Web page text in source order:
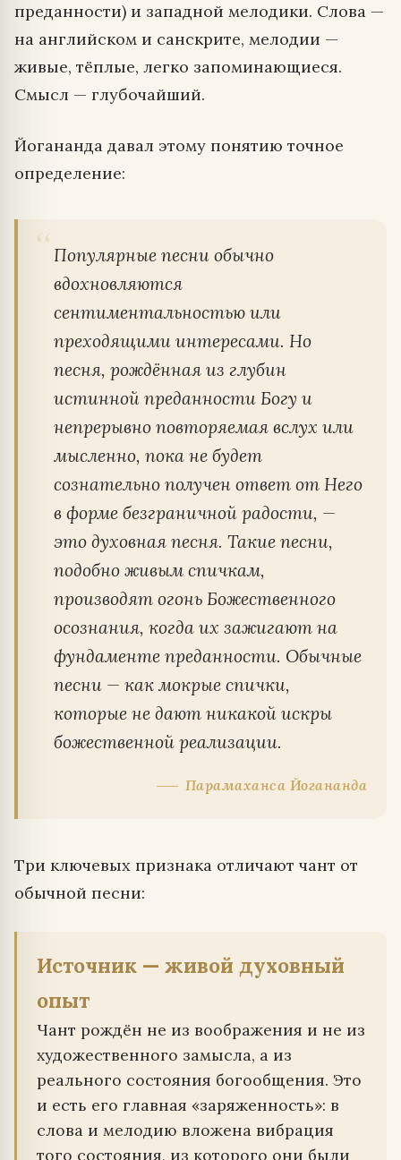
преданности) и западной мелодики. Слова —
на английском и санскрите, мелодии —
живые, тёплые, легко запоминающиеся.
Смысл — глубочайший.
Йогананда давал этому понятию точное
определение:
Популярные песни обычно
вдохновляются
сентиментальностью или
преходящими интересами. Но
песня, рождённая из глубин
истинной преданности Богу и
непрерывно повторяемая вслух или
мысленно, пока не будет
сознательно получен ответ от Него
в форме безграничной радости, —
это духовная песня. Такие песни,
подобно живым спичкам,
производят огонь Божественного
осознания, когда их зажигают на
фундаменте преданности. Обычные
песни — как мокрые спички,
которые не дают никакой искры
божественной реализации.
Парамаханса Йогананда
Три ключевых признака отличают чант от
обычной песни:
Источник — живой духовный
опыт
Чант рождён не из воображения и не из
художественного замысла, а из
реального состояния богообщения. Это
и есть его главная «заряженность»: в
слова и мелодию вложена вибрация
того состояния, из которого они были